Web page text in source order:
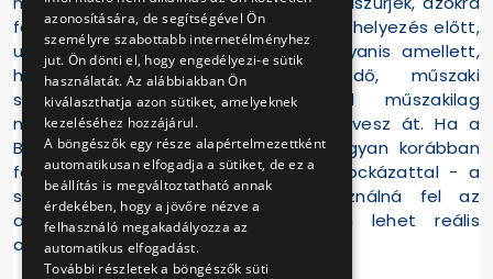
fény derüljön még most, a forgalomba helyezés előtt,
utasok nélkül. A BKV elkötelezett ugyanis amellett,
hogy csakis tökéletesen működő, műszaki
szempontból kifogástalan, ezáltal műszakilag
maximálisan felvállalható járműveket vesz át. Ha a
BKV nem ezt az utat járná, akkor ugyan korábban
forgalomba helyezhetné - jelentős kockázattal - a
szerelvényeket, de felelőtlenül használná fel az
adófizetők pénzét, ez pedig nem lehet reális
alternatíva.
azonosítására, de segítségével Ön
személyre szabottabb internetélményhez
jut. Ön dönti el, hogy engedélyezi-e sütik
használatát. Az alábbiakban Ön
kiválaszthatja azon sütiket, amelyeknek
kezeléséhez hozzájárul.
A böngészők egy része alapértelmezettként
automatikusan elfogadja a sütiket, de ez a
beállítás is megváltoztatható annak
érdekében, hogy a jövőre nézve a
felhasználó megakadályozza az
automatikus elfogadást.
További részletek a böngészők süti